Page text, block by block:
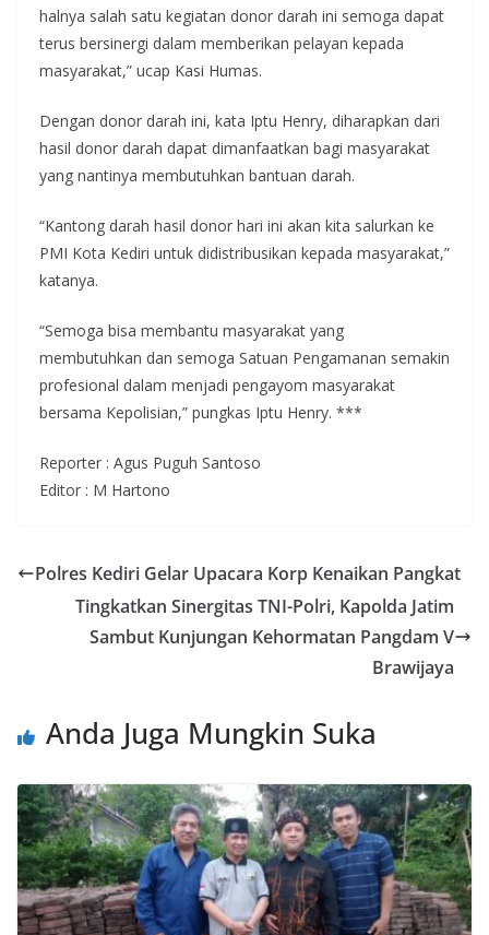
halnya salah satu kegiatan donor darah ini semoga dapat
terus bersinergi dalam memberikan pelayan kepada
masyarakat,” ucap Kasi Humas.
Dengan donor darah ini, kata Iptu Henry, diharapkan dari
hasil donor darah dapat dimanfaatkan bagi masyarakat
yang nantinya membutuhkan bantuan darah.
“Kantong darah hasil donor hari ini akan kita salurkan ke
PMI Kota Kediri untuk didistribusikan kepada masyarakat,”
katanya.
“Semoga bisa membantu masyarakat yang
membutuhkan dan semoga Satuan Pengamanan semakin
profesional dalam menjadi pengayom masyarakat
bersama Kepolisian,” pungkas Iptu Henry. ***
Reporter : Agus Puguh Santoso
Editor : M Hartono
Polres Kediri Gelar Upacara Korp Kenaikan Pangkat
Tingkatkan Sinergitas TNI-Polri, Kapolda Jatim
Sambut Kunjungan Kehormatan Pangdam V
Brawijaya
Anda Juga Mungkin Suka